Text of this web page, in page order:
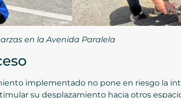
en la Avenida Paralela
implementado no pone en riesgo la
su desplazamiento hacia otros